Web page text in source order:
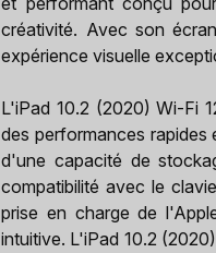
créativité. Avec son
expérience visuelle
L'iPad 10.2 (2020) Wi-Fi
des performances
d'une capacité de
compatibilité avec le
prise en charge de
intuitive. L'iPad 10.2